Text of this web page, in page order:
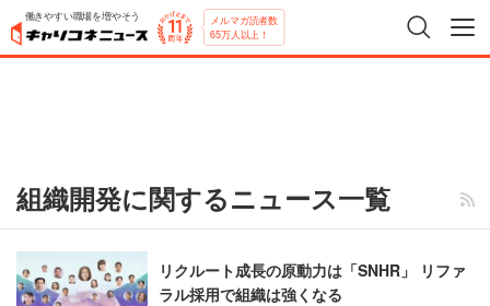
働きやすい職場を増やそう メルマガ読者数
65万人以上！
組織開発に関するニュース一覧
リクルート成長の原動力は「SNHR」 リファ
ラル採用で組織は強くなる